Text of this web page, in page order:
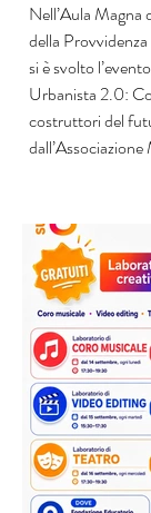
Nell’Aula Magna
della
si è svolto
Urbanista 2.0:
costruttori del
ETS e ADN –
ODV, realizzato
Regione
Torino. Il progett